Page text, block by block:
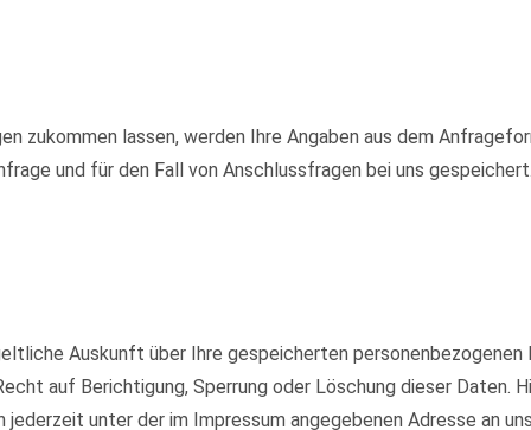
zukommen lassen, werden Ihre Angaben aus dem
und für den Fall von Anschlussfragen bei uns
Auskunft über Ihre gespeicherten personenbezogenen
auf Berichtigung, Sperrung oder Löschung dieser Daten.
unter der im Impressum angegebenen Adresse an